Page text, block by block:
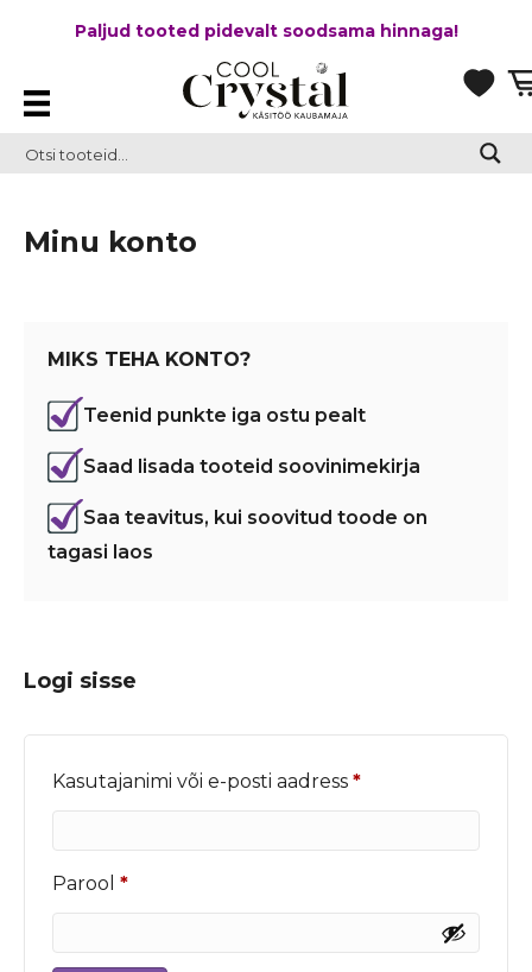
Paljud tooted pidevalt soodsama hinnaga!
Minu konto
MIKS TEHA KONTO?
Teenid punkte iga ostu pealt
Saad lisada tooteid soovinimekirja
Saa teavitus, kui soovitud toode on
tagasi laos
Logi sisse
Kasutajanimi või e-posti aadress *Nõutud
Parool *Nõutud